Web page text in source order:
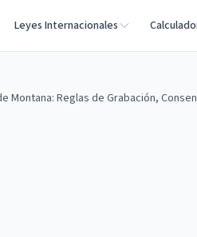
Leyes Internacionales
Montana: Reglas de Grabación,